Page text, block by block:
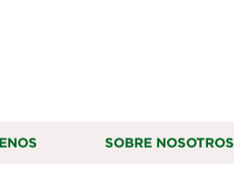
SOBRE NOSOTROS